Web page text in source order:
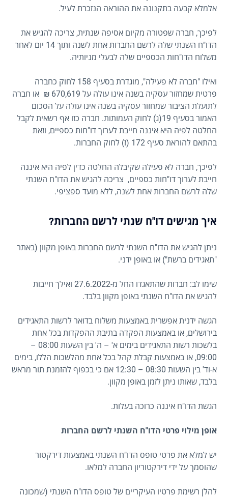
אלמלא קבעה בתקנונה את ההוראה הנזכרת לעיל.
לפיכך, חברה שפטורה מקיום אסיפה שנתית, צריכה להגיש את
הדו"ח השנתי שלה לרשם החברות אחת לשנה ותוך 14 יום לאחר
משלוח הדו"חות הכספיים שלה לבעלי מניותיה.
ואילו "חברה לא פעילה", מוגדרת בסעיף 158 לחוק כחברה
פרטית שמחזור עסקיה בשנה אינו עולה על 670,619 ₪ או חברה
לתועלת הציבור שמחזור עסקיה בשנה אינו עולה על הסכום
האמור בסעיף 19(ג) לחוק העמותות. חברה כזו אף רשאית לקבל
החלטה לפיה היא איננה חייבת לערוך דו"חות כספיים, וזאת
בהתאם להוראת סעיף 172 (ז) לחוק החברות.
לפיכך, חברה לא פעילה שקיבלה החלטה כדין לפיה היא איננה
חייבת לערוך דו"חות כספיים, צריכה להגיש את הדו"ח השנתי
שלה לרשם החברות אחת לשנה, ללא מועד ספציפי.
איך מגישים דו"ח שנתי לרשם החברות?
ניתן להגיש את הדו"ח השנתי לרשם החברות באופן מקוון (באתר
"תאגידים ברשת") או באופן ידני.
שימו לב: חברות שהתאגדו החל מ-27.6.2022 ואילך חייבות
להגיש את הדו"ח השנתי באופן מקוון בלבד.
הגשה ידנית אפשרית באמצעות משלוח בדואר לרשות התאגידים
בירושלים, או באמצעות הפקדה בתיבת ההפקדות בכל אחת
בלשכות רשות התאגידים בימים א' – ה' בין השעות 08:00 –
09:00, או באמצעות קבלת קהל בכל אחת מהלשכות הללו, בימים
א-וד' בין השעות 08:30 – 12:30 אם כי בכפוף להזמנת תור מראש
בלבד, שאותו ניתן לזמן באופן מקוון.
הגשת הדו"ח איננה כרוכה בעלות.
אופן מילוי פרטי הדו"ח השנתי לרשם החברות
יש למלא את פרטי טופס הדו"ח השנתי באמצעות דירקטור
שהוסמך על ידי דירקטוריון החברה למלאו.
להלן רשימת פרטיו העיקריים של טופס הדו"ח השנתי (שמכונה